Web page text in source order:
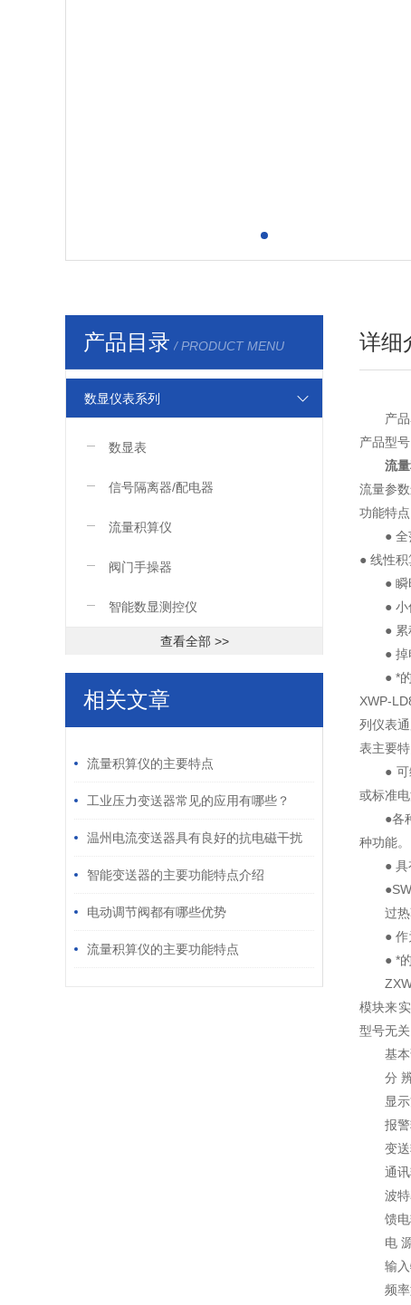
产品目录 / PRODUCT MENU
数显仪表系列
数显表
信号隔离器/配电器
流量积算仪
阀门手操器
智能数显测控仪
查看全部 >>
相关文章
流量积算仪的主要特点
工业压力变送器常见的应用有哪些？
温州电流变送器具有良好的抗电磁干扰
能力和抗静电能力
智能变送器的主要功能特点介绍
电动调节阀都有哪些优势
流量积算仪的主要功能特点
详细
产
产品型
流
流量参
功能特点
● 全范
● 线性
● 瞬时
● 小信
● 累积
● 掉电
● *的
XWP-
列仪表
表主要特
● 可编
或标准
●各种
种功能。
● 具有
●SWP-
过热蒸
● 作为
● *的
模块来
型号无关
基本
分 辨
显示方
报警输
变送输
通讯输
波特
馈电
电 源
输入
频率